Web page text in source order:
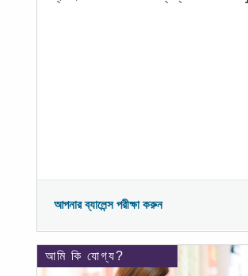
আপনার ব্যালেন্স পরীক্ষা করুন
আমি কি যোগ্য?